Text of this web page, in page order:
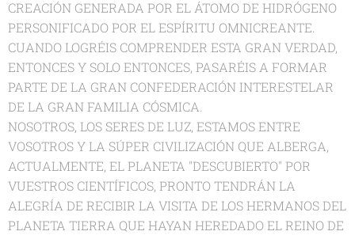
CREACIÓN GENERADA POR EL ÁTOMO DE HIDRÓGENO
PERSONIFICADO POR EL ESPÍRITU OMNICREANTE.
CUANDO LOGRÉIS COMPRENDER ESTA GRAN VERDAD,
ENTONCES Y SOLO ENTONCES, PASARÉIS A FORMAR
PARTE DE LA GRAN CONFEDERACIÓN INTERESTELAR
DE LA GRAN FAMILIA CÓSMICA.
NOSOTROS, LOS SERES DE LUZ, ESTAMOS ENTRE
VOSOTROS Y LA SÚPER CIVILIZACIÓN QUE ALBERGA,
ACTUALMENTE, EL PLANETA "DESCUBIERTO" POR
VUESTROS CIENTÍFICOS, PRONTO TENDRÁN LA
ALEGRÍA DE RECIBIR LA VISITA DE LOS HERMANOS DEL
PLANETA TIERRA QUE HAYAN HEREDADO EL REINO DE